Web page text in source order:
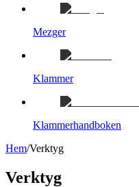
Mezger
Klammer
Klammerhandboken
Hem/Verktyg
Verktyg